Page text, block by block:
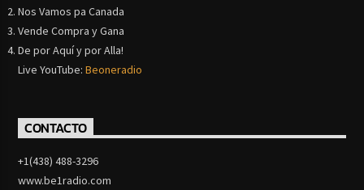
Nos Vamos pa Canada
Vende Compra y Gana
De por Aquí y por Alla!
Live YouTube:Beoneradio
CONTACTO
+1(438) 488-3296
www.be1radio.com